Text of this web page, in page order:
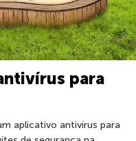
para
aplicativo antivírus para